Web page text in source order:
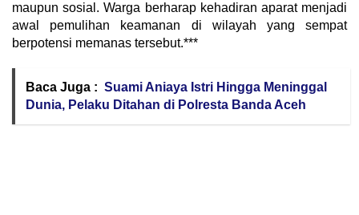
maupun sosial. Warga berharap kehadiran aparat menjadi
awal pemulihan keamanan di wilayah yang sempat
berpotensi memanas tersebut.***
Baca Juga : Suami Aniaya Istri Hingga Meninggal
Dunia, Pelaku Ditahan di Polresta Banda Aceh